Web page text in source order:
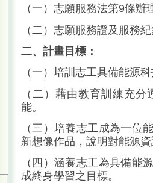
（一）志願服務法第9條辦
（二）志願服務證及服務
二、計畫目標：
（一）培訓志工具備能源
（二）藉由教育訓練充
能。
（三）培養志工成為一位
新想像作品，說明對能源
（四）涵養志工為具備能
成終身學習之目標。